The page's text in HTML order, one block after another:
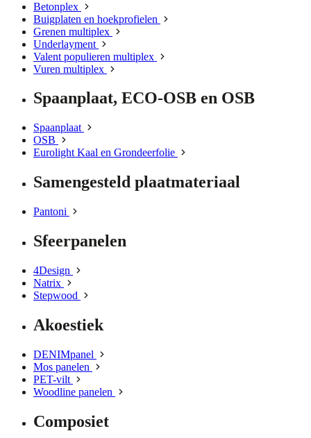
Betonplex
Buigplaten en hoekprofielen
Grenen multiplex
Underlayment
Valent populieren multiplex
Vuren multiplex
Spaanplaat, ECO-OSB en OSB
Spaanplaat
OSB
Eurolight Kaal en Grondeerfolie
Samengesteld plaatmateriaal
Pantoni
Sfeerpanelen
4Design
Natrix
Stepwood
Akoestiek
DENIMpanel
Mos panelen
PET-vilt
Woodline panelen
Composiet